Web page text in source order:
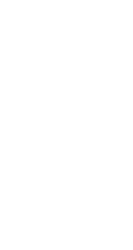
não elegíveis para inibidores